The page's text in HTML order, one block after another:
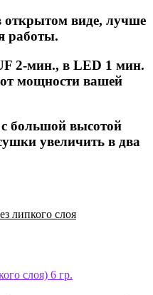
открытом виде, лучше
работы.
2-мин., в LED 1 мин.
мощности вашей
большой высотой
увеличить в два
липкого слоя